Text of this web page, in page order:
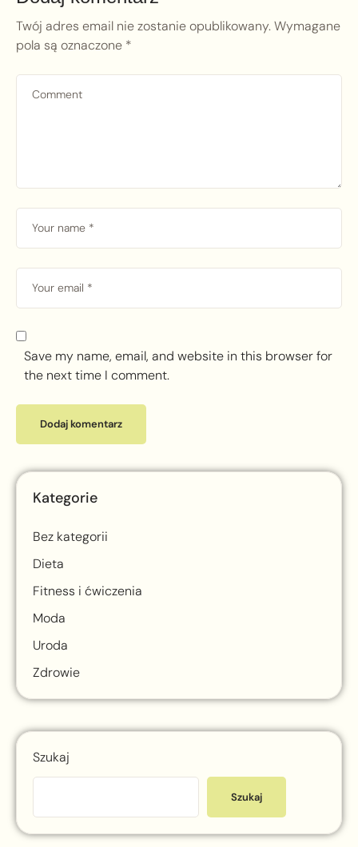
Twój adres email nie zostanie opublikowany.Wymagane
pola są oznaczone *
Save my name, email, and website in this browser for
the next time I comment.
Kategorie
Bez kategorii
Dieta
Fitness i ćwiczenia
Moda
Uroda
Zdrowie
Szukaj
Szukaj